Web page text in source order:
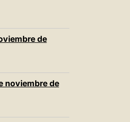
de
noviembre de